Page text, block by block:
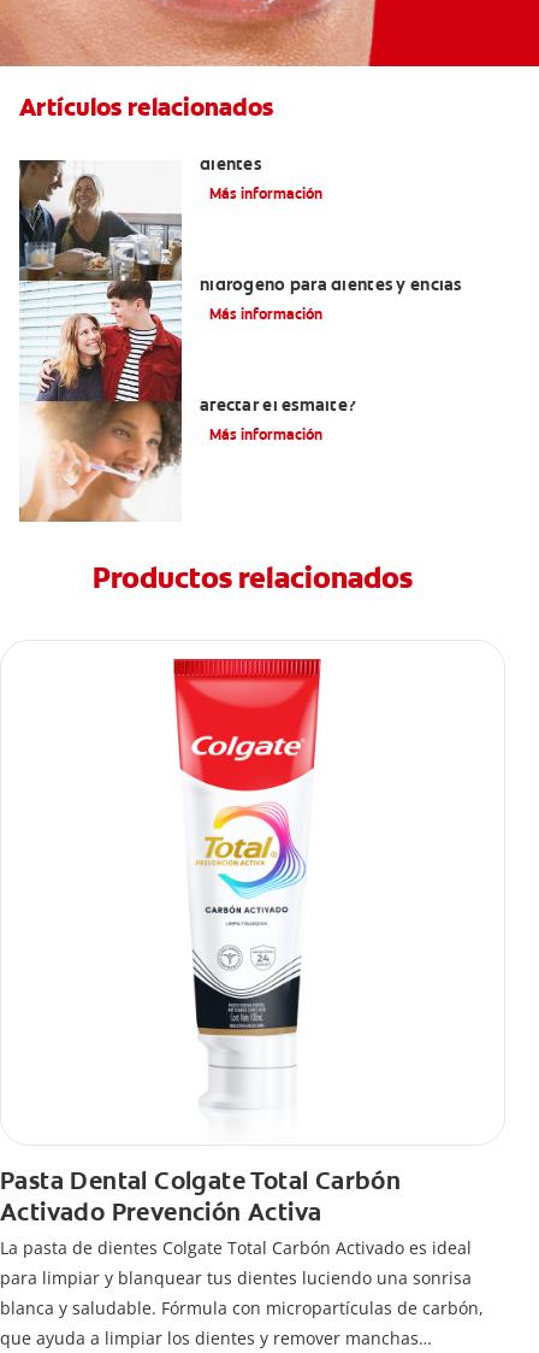
Artículos relacionados
dientes
Más información
hidrógeno para dientes y encías
Más información
afectar el esmalte?
Más información
Productos relacionados
Pasta Dental Colgate Total Carbón
Activado Prevención Activa
La pasta de dientes Colgate Total Carbón Activado es ideal
para limpiar y blanquear tus dientes luciendo una sonrisa
blanca y saludable. Fórmula con micropartículas de carbón,
que ayuda a limpiar los dientes y remover manchas